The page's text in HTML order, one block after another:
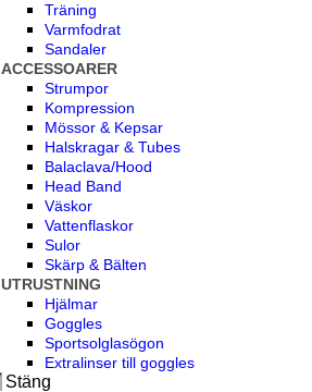
Träning
Varmfodrat
Sandaler
ACCESSOARER
Strumpor
Kompression
Mössor & Kepsar
Halskragar & Tubes
Balaclava/Hood
Head Band
Väskor
Vattenflaskor
Sulor
Skärp & Bälten
UTRUSTNING
Hjälmar
Goggles
Sportsolglasögon
Extralinser till goggles
Stäng